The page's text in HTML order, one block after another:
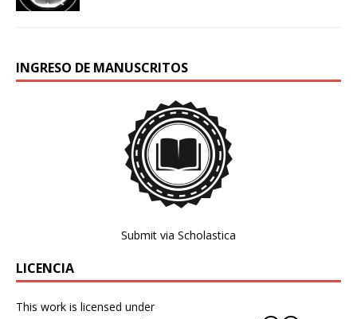
INGRESO DE MANUSCRITOS
Submit via Scholastica
LICENCIA
This work is licensed under